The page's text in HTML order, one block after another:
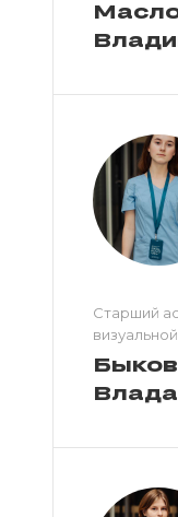
Старший